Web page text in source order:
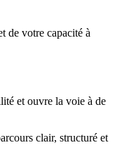
de votre capacité à
et ouvre la voie à de
clair, structuré et